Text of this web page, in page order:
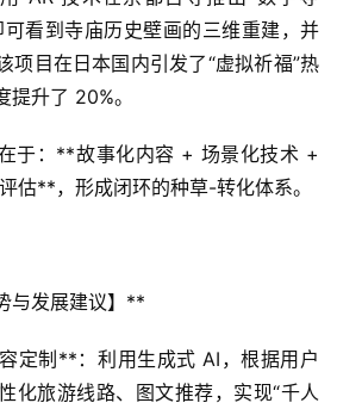
可看到寺庙历史壁画的三维重建，并
项目在日本国内引发了“虚拟祈福”热
提升了 20%。
于：**故事化内容 + 场景化技术 +
估**，形成闭环的种草-转化体系。
与发展建议】**
定制**：利用生成式 AI，根据用户
化旅游线路、图文推荐，实现“千人